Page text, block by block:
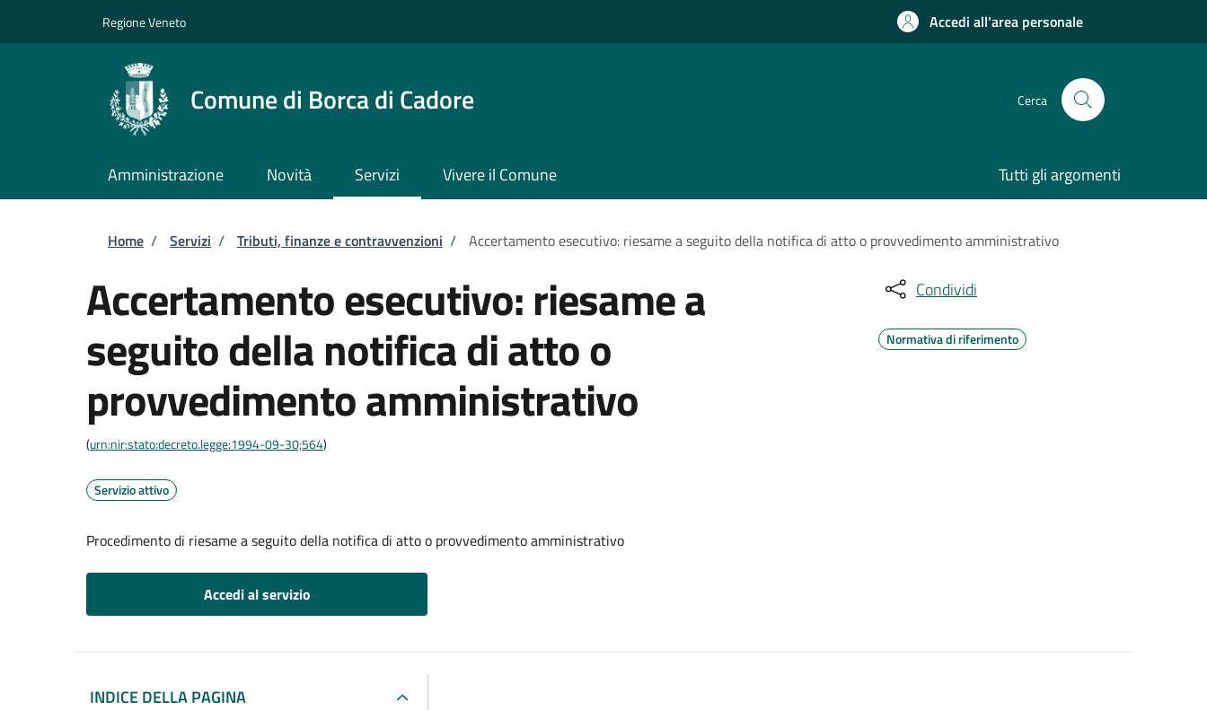
Regione Veneto Accedi all'area personale
Comune di Borca di Cadore Cerca
Amministrazione Novità Servizi Vivere il Comune Tutti gli argomenti
Briciole di pane
Home / Servizi / Tributi, finanze e contravvenzioni / Accertamento esecutivo: riesame a seguito della notifica di atto o provvedimento amministrativo
Accertamento esecutivo: riesame a
seguito della notifica di atto o
provvedimento amministrativo
(urn:nir:stato:decreto.legge:1994-09-30;564)
Servizio attivo
Procedimento di riesame a seguito della notifica di atto o provvedimento amministrativo
Accedi al servizio
Condividi
Normativa di riferimento
INDICE DELLA PAGINA